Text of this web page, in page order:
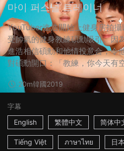
마이 퍼스널 트레이너
YouTuber進浩開始上健身房拍
受帥氣的健身教練碩勳吸引。因
進浩相信碩勳和他情投意合，令
對碩勳開口：「教練，你今天有
20m韓國2019
字幕
English
繁體中文 简体中
Tiếng Việt ภาษาไทย 日